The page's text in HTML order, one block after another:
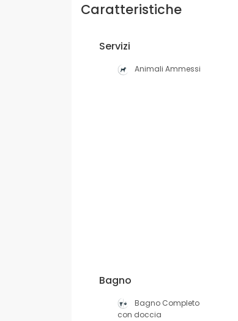
Caratteristiche
Servizi
Animali Ammessi
Bagno
Bagno Completo
con doccia